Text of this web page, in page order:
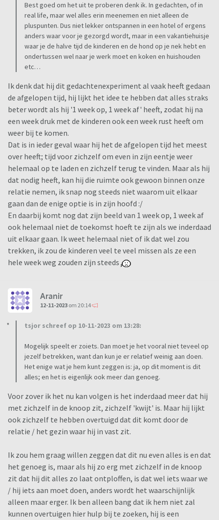
Best goed om het uit te proberen denk ik. In gedachten, of in
real life, maar wel alles erin meenemen en niet alleen de
pluspunten. Dus niet lekker ontspannen in een hotel of ergens
anders waar voor je gezorgd wordt, maar in een vakantiehuisje
waar je de halve tijd de kinderen en de hond op je nek hebt en
ondertussen wel naar je werk moet en koken en huishouden
etc…
Ik denk dat hij dit gedachtenexperiment al vaak heeft gedaan
de afgelopen tijd, hij lijkt het idee te hebben dat alles straks
beter wordt als hij '1 week op, 1 week af' heeft, zodat hij na
een week druk met de kinderen ook een week rust heeft om
weer bij te komen.
Dat is in ieder geval waar hij het de afgelopen tijd het meest
over heeft; tijd voor zichzelf om even in zijn eentje weer
helemaal op te laden en zichzelf terug te vinden. Maar als hij
dat nodig heeft, kan hij die ruimte ook gewoon binnen onze
relatie nemen, ik snap nog steeds niet waarom uit elkaar
gaan dan de enige optie is in zijn hoofd :/
En daarbij komt nog dat zijn beeld van 1 week op, 1 week af
ook helemaal niet de toekomst hoeft te zijn als we inderdaad
uit elkaar gaan. Ik weet helemaal niet of ik dat wel zou
trekken, ik zou de kinderen veel te veel missen als ze een
hele week weg zouden zijn steeds
Aranir
12-11-2023 om 20:14
tsjor schreef op 10-11-2023 om 13:28:
Mogelijk speelt er zoiets. Dan moet je het vooral niet teveel op
jezelf betrekken, want dan kun je er relatief weinig aan doen.
Het enige wat je hem kunt zeggen is: ja, op dit moment is dit
alles; en het is eigenlijk ook meer dan genoeg.
Voor zover ik het nu kan volgen is het inderdaad meer dat hij
met zichzelf in de knoop zit, zichzelf 'kwijt' is. Maar hij lijkt
ook zichzelf te hebben overtuigd dat dit komt door de
relatie / het gezin waar hij in vast zit.
Ik zou hem graag willen zeggen dat dit nu even alles is en dat
het genoeg is, maar als hij zo erg met zichzelf in de knoop
zit dat hij dit alles zo laat ontploffen, is dat wel iets waar we
/ hij iets aan moet doen, anders wordt het waarschijnlijk
alleen maar erger. Ik ben alleen bang dat ik hem niet zal
kunnen overtuigen hier hulp bij te zoeken, hij is een